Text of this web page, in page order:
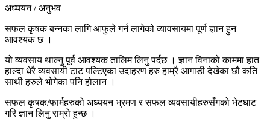
अध्ययन / अनुभव
सफल कृषक बन्नका लागि आफुले गर्न लागेको व्यावसायमा पूर्ण ज्ञान हुन
आवश्यक छ ।
यो व्यवसाय थाल्नु पूर्व आवश्यक तालिम लिनु पर्दछ । ज्ञान विनाको काममा हात
हाल्दा धेरै व्यवसायी टाट पल्टिएका उदाहरण हरु हाम्रै आगाडी देखेका छौ कति
साथी हरुले भोगेका पनि होलान ।
सफल कृषक/फार्महरुको अध्ययन भ्रमण र सफल व्यवसायीहरुसँगको भेटघाट
गरि ज्ञान लिनु राम्रो हुन्छ ।